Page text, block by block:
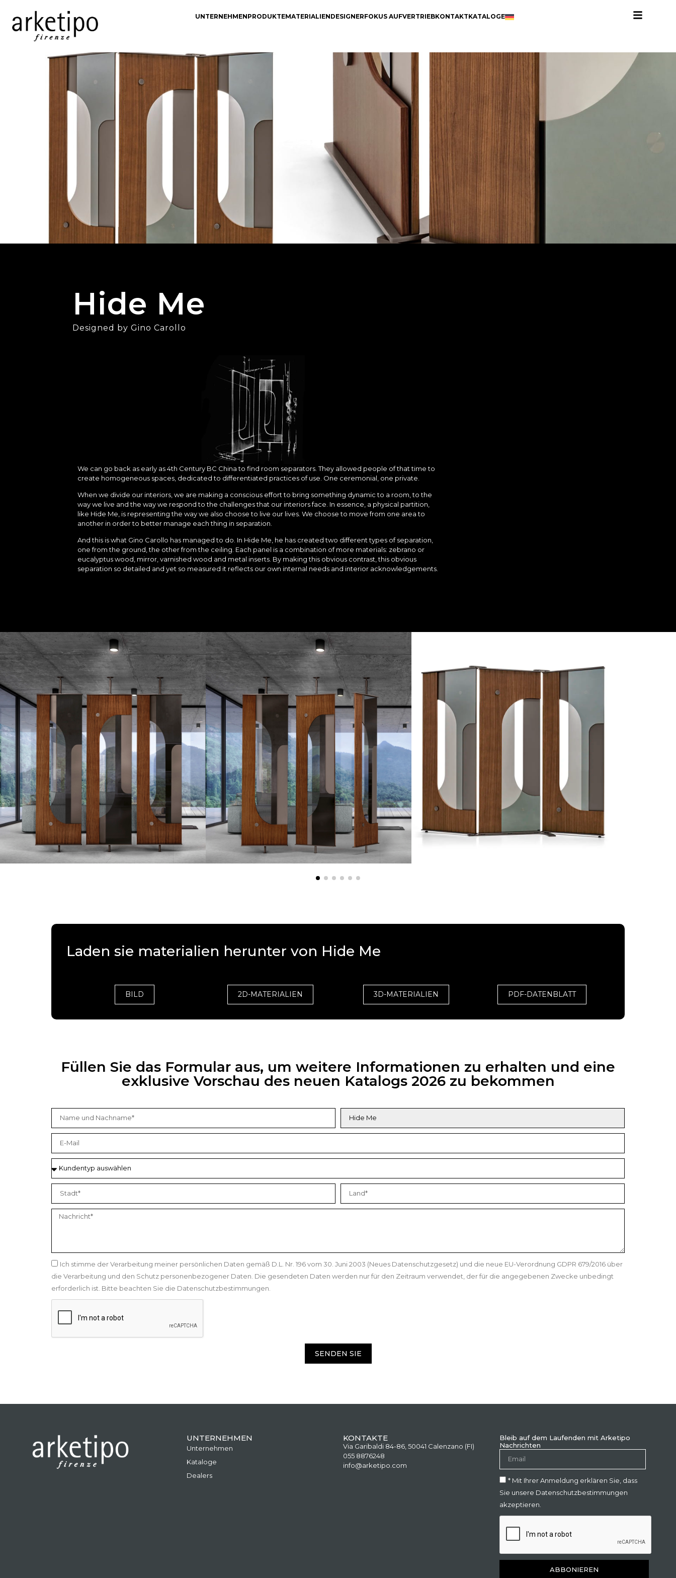
UNTERNEHMENPRODUKTEMATERIALIENDESIGNERFOKUS AUFVERTRIEBKONTAKTKATALOGE
Hide Me
Designed by Gino Carollo
We can go back as early as 4th Century BC China to find room separators. They allowed people of that time to
create homogeneous spaces, dedicated to differentiated practices of use. One ceremonial, one private.
When we divide our interiors, we are making a conscious effort to bring something dynamic to a room, to the
way we live and the way we respond to the challenges that our interiors face. In essence, a physical partition,
like Hide Me, is representing the way we also choose to live our lives. We choose to move from one area to
another in order to better manage each thing in separation.
And this is what Gino Carollo has managed to do. In Hide Me, he has created two different types of separation,
one from the ground, the other from the ceiling. Each panel is a combination of more materials: zebrano or
eucalyptus wood, mirror, varnished wood and metal inserts. By making this obvious contrast, this obvious
separation so detailed and yet so measured it reflects our own internal needs and interior acknowledgements.
Laden sie materialien herunter von Hide Me
BILD 2D-MATERIALIEN 3D-MATERIALIEN PDF-DATENBLATT
Füllen Sie das Formular aus, um weitere Informationen zu erhalten und eine
exklusive Vorschau des neuen Katalogs 2026 zu bekommen
Ich stimme der Verarbeitung meiner persönlichen Daten gemäß D.L. Nr. 196 vom 30. Juni 2003 (Neues Datenschutzgesetz) und die neue EU-Verordnung GDPR 679/2016 über
die Verarbeitung und den Schutz personenbezogener Daten. Die gesendeten Daten werden nur für den Zeitraum verwendet, der für die angegebenen Zwecke unbedingt
erforderlich ist. Bitte beachten Sie die Datenschutzbestimmungen.
SENDEN SIE
UNTERNEHMEN
Unternehmen
Kataloge
Dealers
KONTAKTE
Via Garibaldi 84-86, 50041 Calenzano (FI)
055 8876248
info@arketipo.com
Bleib auf dem Laufenden mit Arketipo
Nachrichten
* Mit Ihrer Anmeldung erklären Sie, dass
Sie unsere Datenschutzbestimmungen
akzeptieren.
ABBONIEREN